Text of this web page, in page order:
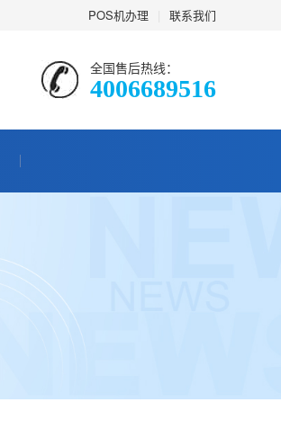
POS机办理 联系我们
全国售后热线：
4006689516